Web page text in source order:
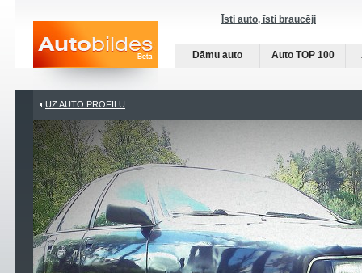
Īsti auto, īsti braucēji
Dāmu auto Auto TOP 100
UZ AUTO PROFILU